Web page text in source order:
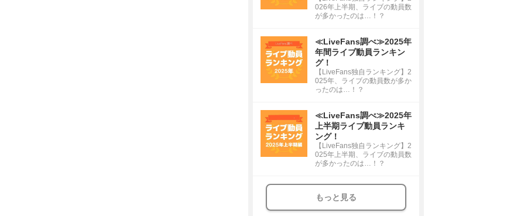
026年上半期、ライブの動員数
が多かったのは…！？
≪LiveFans調べ≫2025年
年間ライブ動員ランキン
グ！
【LiveFans独自ランキング】2
025年、ライブの動員数が多か
ったのは…！？
≪LiveFans調べ≫2025年
上半期ライブ動員ランキ
ング！
【LiveFans独自ランキング】2
025年上半期、ライブの動員数
が多かったのは…！？
もっと見る